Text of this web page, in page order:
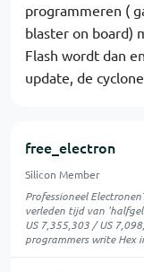
programmeren (
blaster on board)
Flash wordt dan
update, de
free_electron
Silicon Member
Professioneel
verleden tijd van
US 7,355,303 / US
programmers write Hex